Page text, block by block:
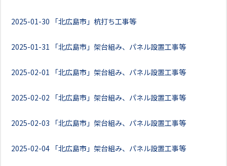
2025-01-30 「北広島市」杭打ち工事等
2025-01-31 「北広島市」架台組み、パネル設置工事等
2025-02-01 「北広島市」架台組み、パネル設置工事等
2025-02-02 「北広島市」架台組み、パネル設置工事等
2025-02-03 「北広島市」架台組み、パネル設置工事等
2025-02-04 「北広島市」架台組み、パネル設置工事等